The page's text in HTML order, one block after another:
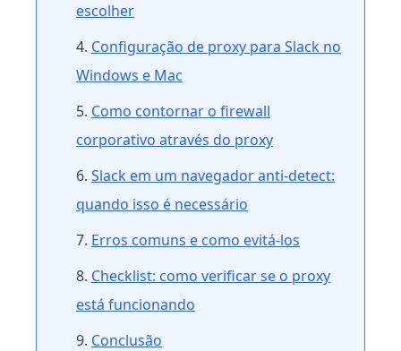
escolher
Configuração de proxy para Slack no
Windows e Mac
Como contornar o firewall
corporativo através do proxy
Slack em um navegador anti-detect:
quando isso é necessário
Erros comuns e como evitá-los
Checklist: como verificar se o proxy
está funcionando
Conclusão